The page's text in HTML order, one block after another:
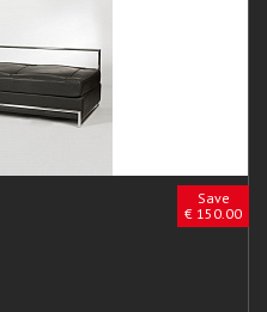
Save
€ 150.00